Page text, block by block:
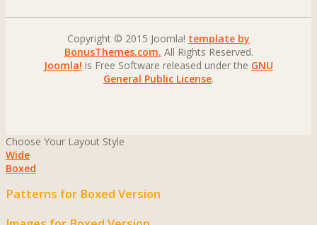
Copyright © 2015 Joomla! template by
BonusThemes.com. All Rights Reserved.
Joomla! is Free Software released under the GNU
General Public License.
Choose Your Layout Style
Wide
Boxed
Patterns for Boxed Version